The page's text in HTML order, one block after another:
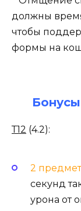
должны
чтобы
формы на
Т12 (4.2):
2
секунд
урона от